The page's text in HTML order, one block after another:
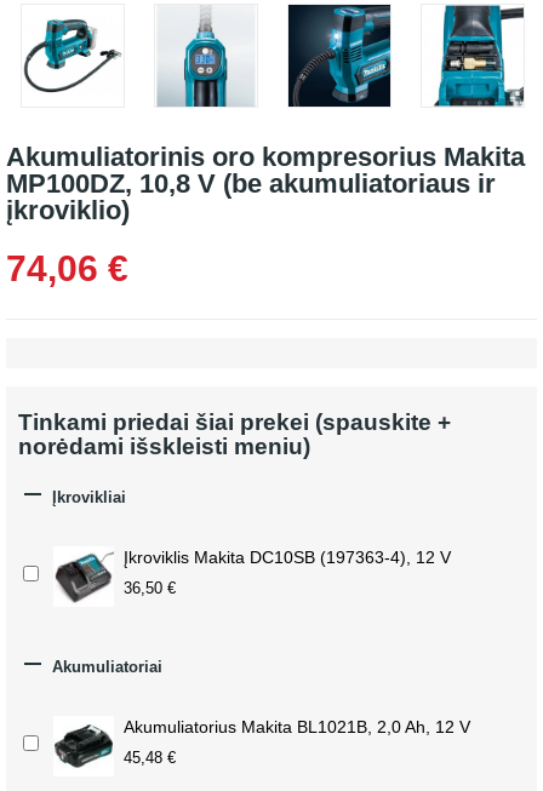
Akumuliatorinis oro kompresorius Makita
MP100DZ, 10,8 V (be akumuliatoriaus ir
įkroviklio)
74,06 €
Tinkami priedai šiai prekei (spauskite +
norėdami išskleisti meniu)
 Įkrovikliai
Įkroviklis Makita DC10SB (197363-4), 12 V
36,50 €
 Akumuliatoriai
Akumuliatorius Makita BL1021B, 2,0 Ah, 12 V
45,48 €